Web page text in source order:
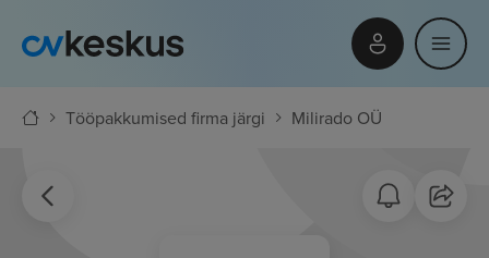
Tööpakkumised firma järgi Milirado OÜ